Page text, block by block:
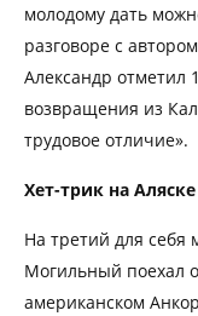
молодому дать
разговоре с
Александр отметил
возвращения из
трудовое отличие».
Хет-трик на Аляске
На третий для
Могильный поехал
американском